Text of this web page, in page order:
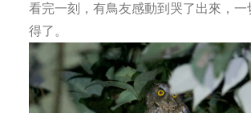
看完一刻，有鳥友感動到哭了出來，一
得了。